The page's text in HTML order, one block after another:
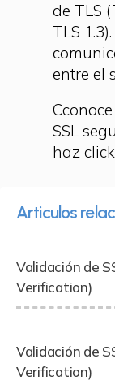
Articulos
Validación de
Verification)
Validación de
Verification)
de TLS
TLS
entre el
SSL
haz click